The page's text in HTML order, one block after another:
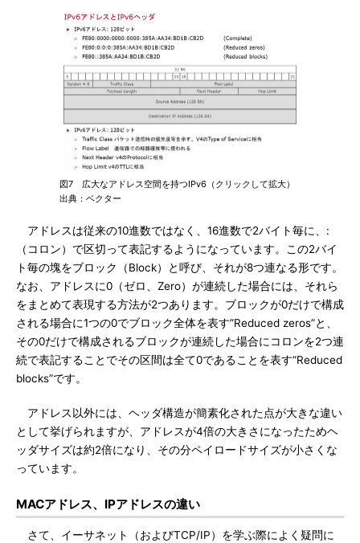
図7 広大なアドレス空間を持つIPv6（クリックして拡大）
出典：ベクター
アドレスは従来の10進数ではなく、16進数で2バイト毎に、:
（コロン）で区切って表記するようになっています。この2バイ
ト毎の塊をブロック（Block）と呼び、それが8つ連なる形です。
なお、アドレスに0（ゼロ、Zero）が連続した場合には、それら
をまとめて表現する方法が2つあります。ブロックが0だけで構成
される場合に1つの0でブロック全体を表す”Reduced zeros”と、
その0だけで構成されるブロックが連続した場合にコロンを2つ連
続で表記することでその区間は全て0であることを表す”Reduced
blocks”です。
アドレス以外には、ヘッダ構造が簡素化された点が大きな違い
として挙げられますが、アドレスが4倍の大きさになったためヘ
ッダサイズは約2倍になり、その分ペイロードサイズが小さくな
っています。
MACアドレス、IPアドレスの違い
さて、イーサネット（およびTCP/IP）を学ぶ際によく疑問に